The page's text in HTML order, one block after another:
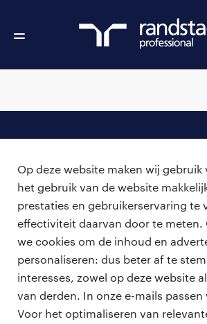
Op deze website maken wij gebruik
het gebruik van de website
prestaties en gebruikerservaring te
effectiviteit daarvan door te meten.
we cookies om de inhoud en
personaliseren: dus beter af te
interesses, zowel op deze website
van derden. In onze e-mails
Voor het optimaliseren van
vacatures
zzp-opdrachten
careers for expats
voor opdrachtgevers
algemene voorwaarden
over ons
bmc
onze kantoren